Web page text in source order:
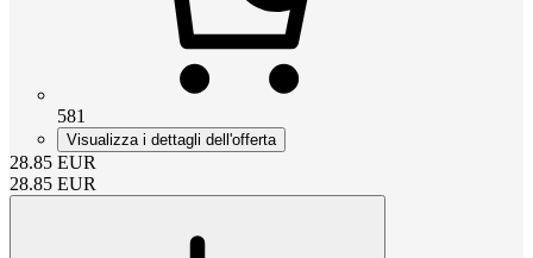
581
Visualizza i dettagli dell'offerta
28.85 EUR
28.85 EUR